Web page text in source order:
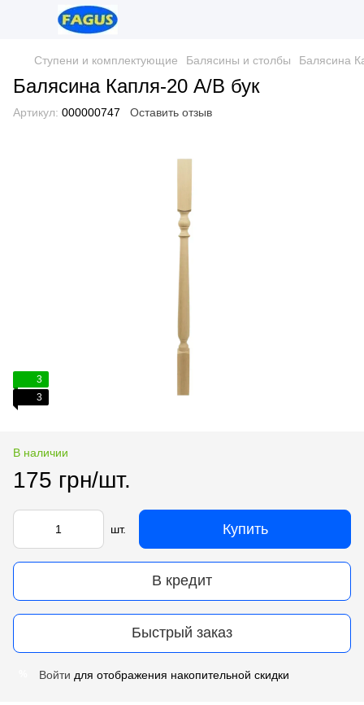
Ступени и комплектующие Балясины и столбы Балясина
Балясина Капля-20 A/B бук
Артикул: 000000747 Оставить отзыв
3
3
В наличии
175 грн/шт.
шт. Купить
В кредит
Быстрый заказ
Войти для отображения накопительной скидки